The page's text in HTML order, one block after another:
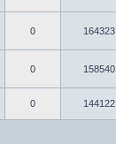
0 164323
0 158540
0 144122